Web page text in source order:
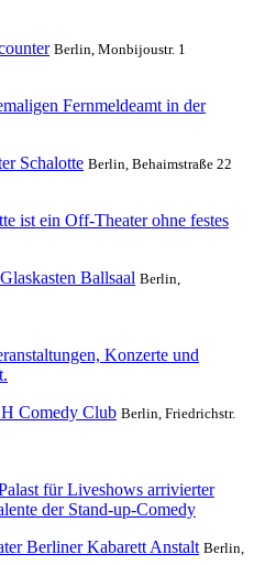
Berlin, Monbijoustr. 1
Fernmeldeamt in der
Schalotte Berlin, Behaimstraße 22
ist ein Off-Theater ohne festes
Glaskasten Ballsaal Berlin,
Konzerte und
Comedy Club Berlin, Friedrichstr.
für Liveshows arrivierter
der Stand-up-Comedy
Berliner Kabarett Anstalt Berlin,